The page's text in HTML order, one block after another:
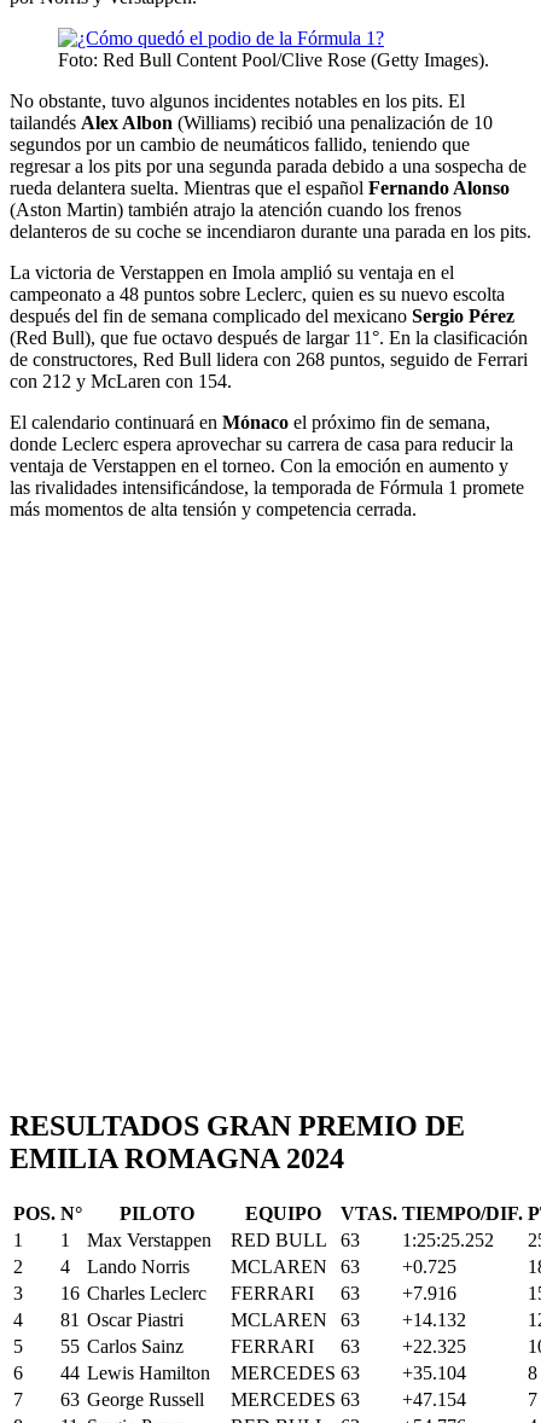
Foto: Red Bull Content Pool/Clive Rose (Getty Images).
No obstante, tuvo algunos incidentes notables en los pits. El
tailandés Alex Albon (Williams) recibió una penalización de 10
segundos por un cambio de neumáticos fallido, teniendo que
regresar a los pits por una segunda parada debido a una sospecha de
rueda delantera suelta. Mientras que el español Fernando Alonso
(Aston Martin) también atrajo la atención cuando los frenos
delanteros de su coche se incendiaron durante una parada en los pits.
La victoria de Verstappen en Imola amplió su ventaja en el
campeonato a 48 puntos sobre Leclerc, quien es su nuevo escolta
después del fin de semana complicado del mexicano Sergio Pérez
(Red Bull), que fue octavo después de largar 11°. En la clasificación
de constructores, Red Bull lidera con 268 puntos, seguido de Ferrari
con 212 y McLaren con 154.
El calendario continuará en Mónaco el próximo fin de semana,
donde Leclerc espera aprovechar su carrera de casa para reducir la
ventaja de Verstappen en el torneo. Con la emoción en aumento y
las rivalidades intensificándose, la temporada de Fórmula 1 promete
más momentos de alta tensión y competencia cerrada.
RESULTADOS GRAN PREMIO DE
EMILIA ROMAGNA 2024
POS. N° PILOTO EQUIPO VTAS. TIEMPO/DIF.
1
1 Max Verstappen RED BULL 63 1:25:25.252
2
4 Lando Norris MCLAREN 63 +0.725
3
16 Charles Leclerc FERRARI 63 +7.916
4
81 Oscar Piastri MCLAREN 63 +14.132
5
55 Carlos Sainz FERRARI 63 +22.325
6
44 Lewis Hamilton MERCEDES 63 +35.104
8
7
63 George Russell MERCEDES 63 +47.154
7